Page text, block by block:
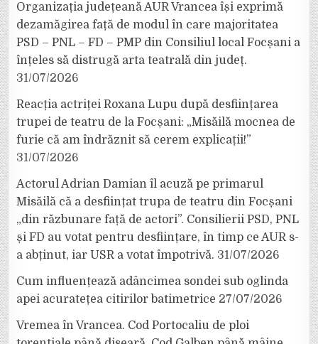
Organizația județeană AUR Vrancea își exprimă
dezamăgirea față de modul în care majoritatea
PSD – PNL – FD – PMP din Consiliul local Focșani a
înțeles să distrugă arta teatrală din județ.
31/07/2026
Reacția actriței Roxana Lupu după desființarea
trupei de teatru de la Focșani: „Misăilă mocnea de
furie că am îndrăznit să cerem explicații!”
31/07/2026
Actorul Adrian Damian îl acuză pe primarul
Misăilă că a desființat trupa de teatru din Focșani
„din răzbunare față de actori”. Consilierii PSD, PNL
și FD au votat pentru desființare, în timp ce AUR s-
a abținut, iar USR a votat împotrivă. 31/07/2026
Cum influențează adâncimea sondei sub oglinda
apei acuratețea citirilor batimetrice 27/07/2026
Vremea în Vrancea. Cod Portocaliu de ploi